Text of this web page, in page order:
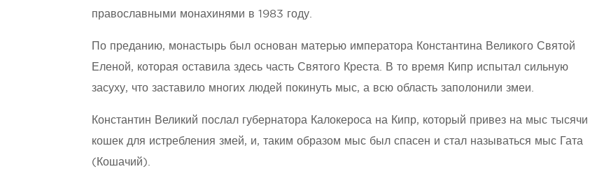
православными монахинями в 1983 году.
По преданию, монастырь был основан матерью императора Константина Великого Святой
Еленой, которая оставила здесь часть Святого Креста. В то время Кипр испытал сильную
засуху, что заставило многих людей покинуть мыс, а всю область заполонили змеи.
Константин Великий послал губернатора Калокероса на Кипр, который привез на мыс тысячи
кошек для истребления змей, и, таким образом мыс был спасен и стал называться мыс Гата
(Кошачий).